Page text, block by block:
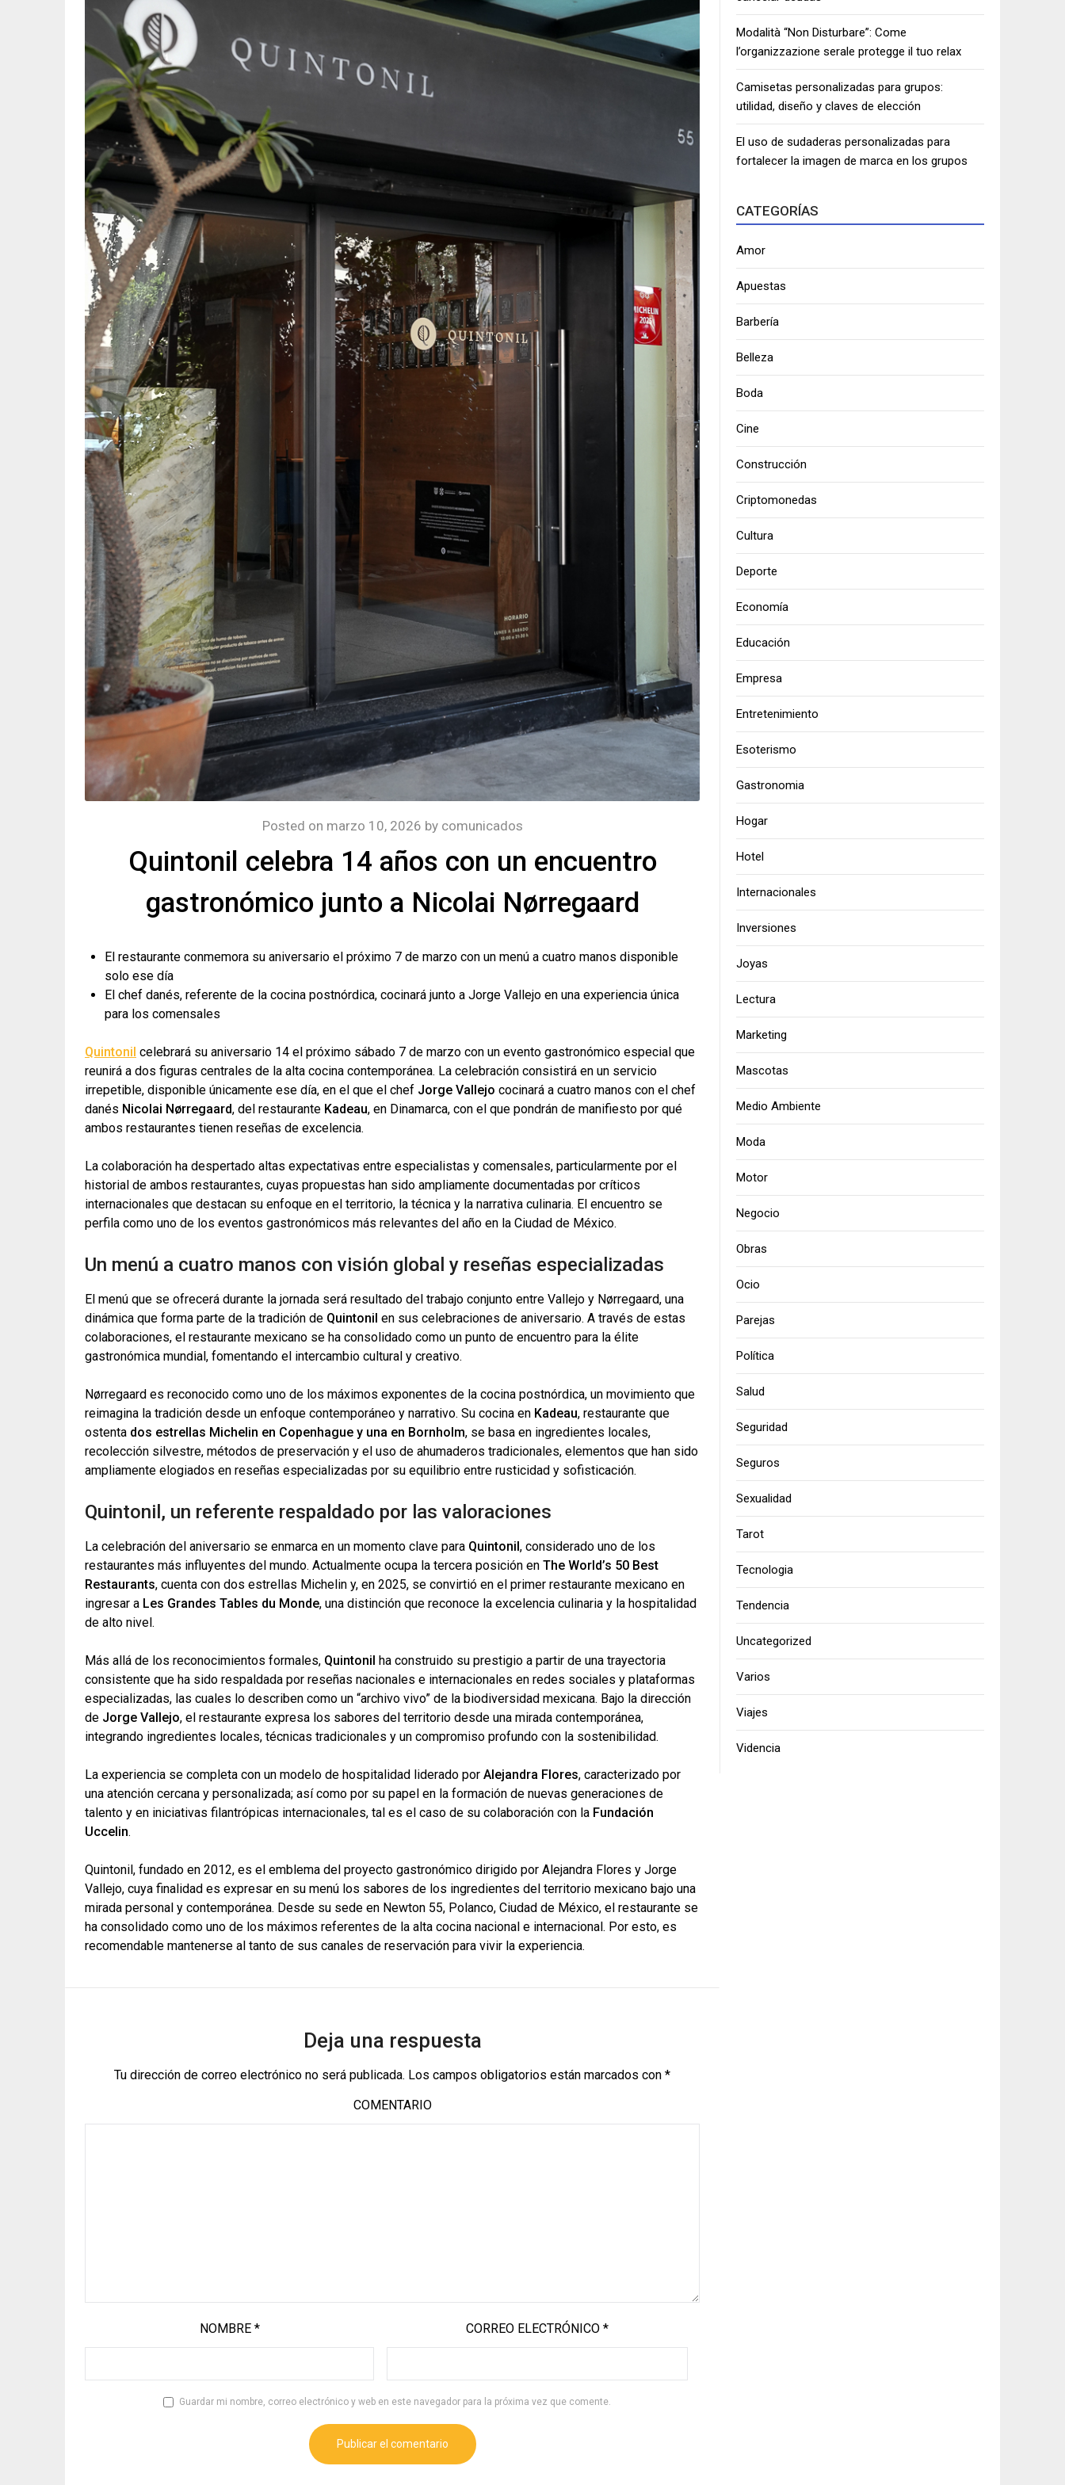
Quintonil celebra 14 años con un encuentro
gastronómico junto a Nicolai Nørregaard
Posted on marzo 10, 2026 by comunicados
El restaurante conmemora su aniversario el próximo 7 de marzo con un menú a cuatro manos disponible
solo ese día
El chef danés, referente de la cocina postnórdica, cocinará junto a Jorge Vallejo en una experiencia única
para los comensales
Quintonil celebrará su aniversario 14 el próximo sábado 7 de marzo con un evento gastronómico especial que
reunirá a dos figuras centrales de la alta cocina contemporánea. La celebración consistirá en un servicio
irrepetible, disponible únicamente ese día, en el que el chef Jorge Vallejo cocinará a cuatro manos con el chef
danés Nicolai Nørregaard, del restaurante Kadeau, en Dinamarca, con el que pondrán de manifiesto por qué
ambos restaurantes tienen reseñas de excelencia.
La colaboración ha despertado altas expectativas entre especialistas y comensales, particularmente por el
historial de ambos restaurantes, cuyas propuestas han sido ampliamente documentadas por críticos
internacionales que destacan su enfoque en el territorio, la técnica y la narrativa culinaria. El encuentro se
perfila como uno de los eventos gastronómicos más relevantes del año en la Ciudad de México.
Un menú a cuatro manos con visión global y reseñas especializadas
El menú que se ofrecerá durante la jornada será resultado del trabajo conjunto entre Vallejo y Nørregaard, una
dinámica que forma parte de la tradición de Quintonil en sus celebraciones de aniversario. A través de estas
colaboraciones, el restaurante mexicano se ha consolidado como un punto de encuentro para la élite
gastronómica mundial, fomentando el intercambio cultural y creativo.
Nørregaard es reconocido como uno de los máximos exponentes de la cocina postnórdica, un movimiento que
reimagina la tradición desde un enfoque contemporáneo y narrativo. Su cocina en Kadeau, restaurante que
ostenta dos estrellas Michelin en Copenhague y una en Bornholm, se basa en ingredientes locales,
recolección silvestre, métodos de preservación y el uso de ahumaderos tradicionales, elementos que han sido
ampliamente elogiados en reseñas especializadas por su equilibrio entre rusticidad y sofisticación.
Quintonil, un referente respaldado por las valoraciones
La celebración del aniversario se enmarca en un momento clave para Quintonil, considerado uno de los
restaurantes más influyentes del mundo. Actualmente ocupa la tercera posición en The World’s 50 Best
Restaurants, cuenta con dos estrellas Michelin y, en 2025, se convirtió en el primer restaurante mexicano en
ingresar a Les Grandes Tables du Monde, una distinción que reconoce la excelencia culinaria y la hospitalidad
de alto nivel.
Más allá de los reconocimientos formales, Quintonil ha construido su prestigio a partir de una trayectoria
consistente que ha sido respaldada por reseñas nacionales e internacionales en redes sociales y plataformas
especializadas, las cuales lo describen como un “archivo vivo” de la biodiversidad mexicana. Bajo la dirección
de Jorge Vallejo, el restaurante expresa los sabores del territorio desde una mirada contemporánea,
integrando ingredientes locales, técnicas tradicionales y un compromiso profundo con la sostenibilidad.
La experiencia se completa con un modelo de hospitalidad liderado por Alejandra Flores, caracterizado por
una atención cercana y personalizada; así como por su papel en la formación de nuevas generaciones de
talento y en iniciativas filantrópicas internacionales, tal es el caso de su colaboración con la Fundación
Uccelin.
Quintonil, fundado en 2012, es el emblema del proyecto gastronómico dirigido por Alejandra Flores y Jorge
Vallejo, cuya finalidad es expresar en su menú los sabores de los ingredientes del territorio mexicano bajo una
mirada personal y contemporánea. Desde su sede en Newton 55, Polanco, Ciudad de México, el restaurante se
ha consolidado como uno de los máximos referentes de la alta cocina nacional e internacional. Por esto, es
recomendable mantenerse al tanto de sus canales de reservación para vivir la experiencia.
Deja una respuesta
Tu dirección de correo electrónico no será publicada. Los campos obligatorios están marcados con *
COMENTARIO
NOMBRE * CORREO ELECTRÓNICO *
Guardar mi nombre, correo electrónico y web en este navegador para la próxima vez que comente.
Modalità “Non Disturbare”: Come
l’organizzazione serale protegge il tuo relax
Camisetas personalizadas para grupos:
utilidad, diseño y claves de elección
El uso de sudaderas personalizadas para
fortalecer la imagen de marca en los grupos
CATEGORÍAS
Amor
Apuestas
Barbería
Belleza
Boda
Cine
Construcción
Criptomonedas
Cultura
Deporte
Economía
Educación
Empresa
Entretenimiento
Esoterismo
Gastronomia
Hogar
Hotel
Internacionales
Inversiones
Joyas
Lectura
Marketing
Mascotas
Medio Ambiente
Moda
Motor
Negocio
Obras
Ocio
Parejas
Política
Salud
Seguridad
Seguros
Sexualidad
Tarot
Tecnologia
Tendencia
Uncategorized
Varios
Viajes
Videncia